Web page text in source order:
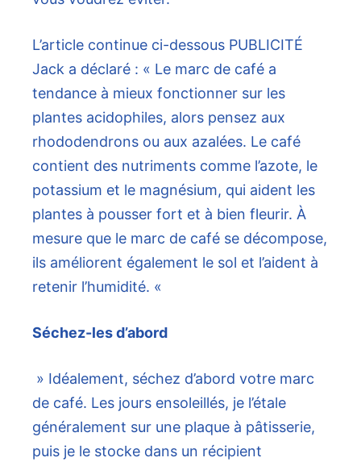
L’article continue ci-dessous PUBLICITÉ
Jack a déclaré : « Le marc de café a
tendance à mieux fonctionner sur les
plantes acidophiles, alors pensez aux
rhododendrons ou aux azalées. Le café
contient des nutriments comme l’azote, le
potassium et le magnésium, qui aident les
plantes à pousser fort et à bien fleurir. À
mesure que le marc de café se décompose,
ils améliorent également le sol et l’aident à
retenir l’humidité. «
Séchez-les d’abord
» Idéalement, séchez d’abord votre marc
de café. Les jours ensoleillés, je l’étale
généralement sur une plaque à pâtisserie,
puis je le stocke dans un récipient